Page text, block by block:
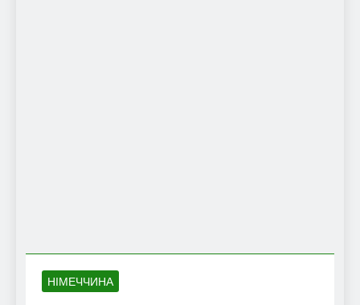
НІМЕЧЧИНА